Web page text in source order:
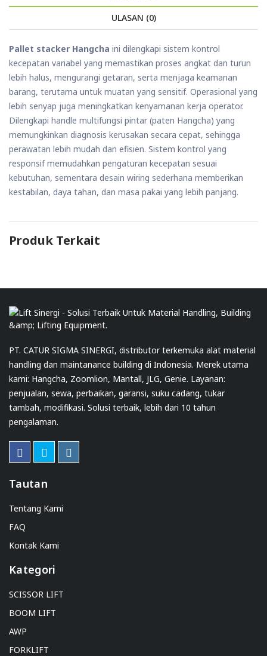
ULASAN (0)
Pallet stacker Hangcha ini dilengkapi sistem kontrol
kecepatan variabel yang memastikan proses angkat dan turun
lebih halus, mengurangi getaran, serta menjaga keamanan
barang, terutama untuk muatan yang sensitif. Operasional yang
lebih senyap juga meningkatkan kenyamanan kerja operator.
Dilengkapi handle multifungsi pintar (paten Hangcha) yang
memungkinkan diagnosis kerusakan secara cepat, sehingga
perawatan lebih mudah dan efisien. Sistem kontrol yang
responsif memudahkan pengaturan kecepatan sesuai
kebutuhan, sementara desain wiring sederhana memberikan
kestabilan, daya tahan, dan masa pakai yang lebih panjang.
Produk Terkait
PT. CATUR SIGMA SINERGI, distributor terkemuka alat material
handling dan maintanance building di Indonesia. Merek utama
kami: Hangcha, Zoomlion, Mantall, JLG, Genie. Layanan:
penjualan, sewa, perbaikan, garansi, suku cadang, tukar
tambah, modifikasi. Solusi terbaik, lebih dari 10 tahun
pengalaman.
Tautan
Tentang Kami
FAQ
Kontak Kami
Kategori
SCISSOR LIFT
BOOM LIFT
AWP
FORKLIFT